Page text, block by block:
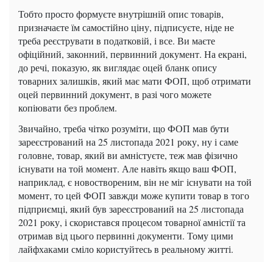
Тобто просто формуєте внутрішній опис товарів,
призначаєте їм самостійно ціну, підписуєте, ніде не
треба реєструвати в податковій, і все. Ви маєте
офіційний, законний, первинний документ. На екрані,
до речі, показую, як виглядає оцей бланк опису
товарних залишків, який має мати ФОП, щоб отримати
оцей первинний документ, в разі чого можете
копіювати без проблем.
Звичайно, треба чітко розуміти, що ФОП мав бути
зареєстрований на 25 листопада 2021 року, ну і саме
головне, товар, який ви амністуєте, теж мав фізично
існувати на той момент. Але навіть якщо ваш ФОП,
наприклад, є новоствореним, він не міг існувати на той
момент, то цей ФОП завжди може купити товар в того
підприємці, який був зареєстрований на 25 листопада
2021 року, і скористався процесом товарної амністії та
отримав від цього первинні документи. Тому цими
лайфхаками сміло користуйтесь в реальному житті.